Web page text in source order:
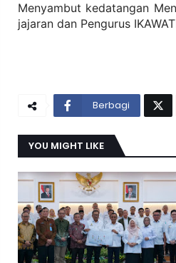
Menyambut kedatangan
jajaran dan Pengurus
Berbagi
YOU MIGHT LIKE